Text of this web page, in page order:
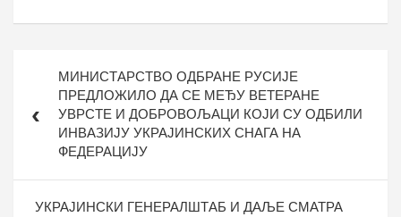
чланкаМИНИСТАРСТВО ОДБРАНЕ РУСИЈЕ
ПРЕДЛОЖИЛО ДА СЕ МЕЂУ ВЕТЕРАНЕ
УВРСТЕ И ДОБРОВОЉАЦИ КОЈИ СУ ОДБИЛИ
ИНВАЗИЈУ УКРАЈИНСКИХ СНАГА НА
ФЕДЕРАЦИЈУ
УКРАЈИНСКИ ГЕНЕРАЛШТАБ И ДАЉЕ СМАТРА